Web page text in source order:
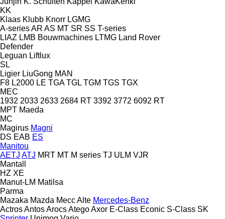
KK
Klaas Klubb Knorr LGMG
A-seriesAR AS MT SR SS T-series
LIAZ LMB Bouwmachines LTMG Land Rover
Defender
Leguan Liftlux
SL
Ligier LiuGong MAN
F8 L2000 LE TGA TGL TGM TGS TGX
MEC
1932 2033 2633 2684 RT 3392 3772 6092 RT
MPT Maeda
MC
Magirus Magni
DS EAB ES
Manitou
AETJ ATJ MRT MT M series TJ ULM VJR
Mantall
HZ XE
Manut-LM Matilsa
Parma
Mazaka Mazda Mecc Alte Mercedes-Benz
ActrosAntosArocsAtegoAxor E-Class Econic S-Class SK